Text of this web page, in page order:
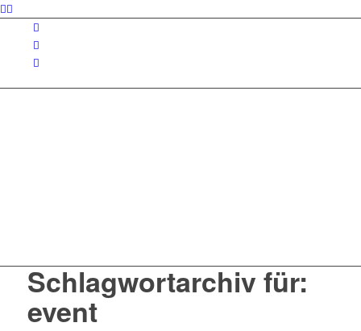
Schlagwortarchiv für:
event